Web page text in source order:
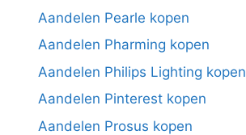
Aandelen Pearle kopen
Aandelen Pharming kopen
Aandelen Philips Lighting kopen
Aandelen Pinterest kopen
Aandelen Prosus kopen